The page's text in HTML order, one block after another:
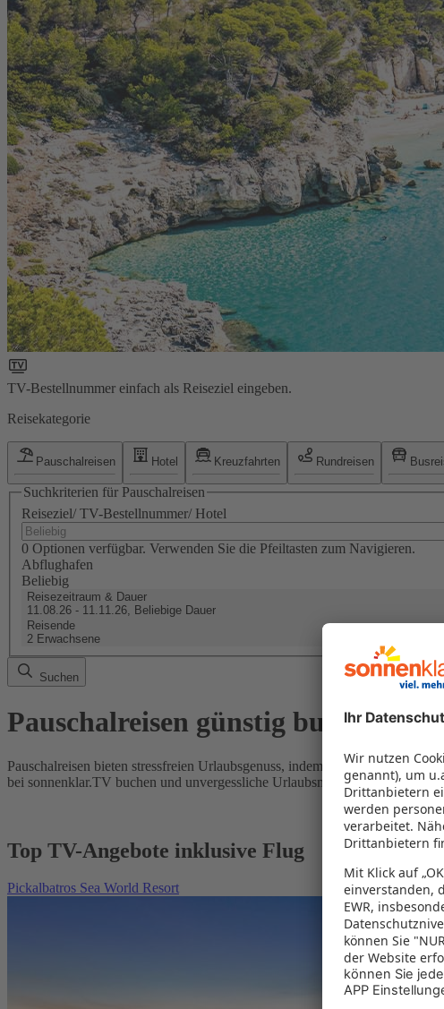
TV-Bestellnummer einfach als Reiseziel eingeben.
Reisekategorie
Pauschalreisen Hotel Kreuzfahrten Rundreisen
Suchkriterien für Pauschalreisen
Reiseziel/ TV-Bestellnummer/ Hotel
0 Optionen verfügbar. Verwenden Sie die Pfeiltasten zum Navigieren.
Abflughafen
Beliebig
Reisezeitraum & Dauer
11.08.26 - 11.11.26, Beliebige Dauer
Reisende
2 Erwachsene
Suchen
Pauschalreisen günstig buchen
Pauschalreisen bieten stressfreien Urlaubsgenuss, indem Flug und Hotel in
bei sonnenklar.TV buchen und unvergessliche Urlaubsmomente erleben!
Top TV-Angebote inklusive Flug
Pickalbatros Sea World Resort